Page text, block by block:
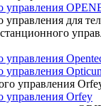
управления
для
управления
управления Orfey